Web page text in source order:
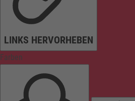
LINKS HERVORHEBEN
Farben